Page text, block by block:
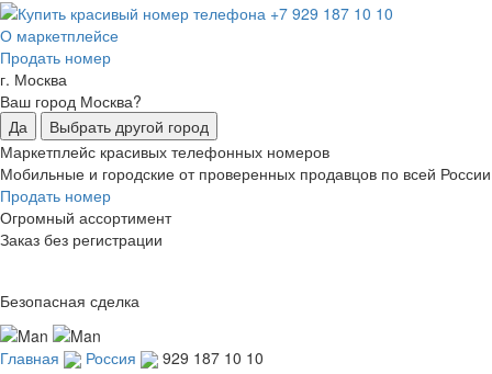
О маркетплейсе
Продать номер
г. Москва
Ваш город Москва?
Да
Выбрать другой город
Маркетплейс красивых телефонных номеров
Мобильные и городские от проверенных продавцов по всей России
Продать номер
Огромный ассортимент
Заказ без регистрации
Безопасная сделка
Главная Россия 929 187 10 10